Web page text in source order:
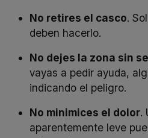
No retires el casco.
deben hacerlo.
No dejes la zona sin
vayas a pedir ayuda,
indicando el peligro.
No minimices el dolor.
aparentemente leve